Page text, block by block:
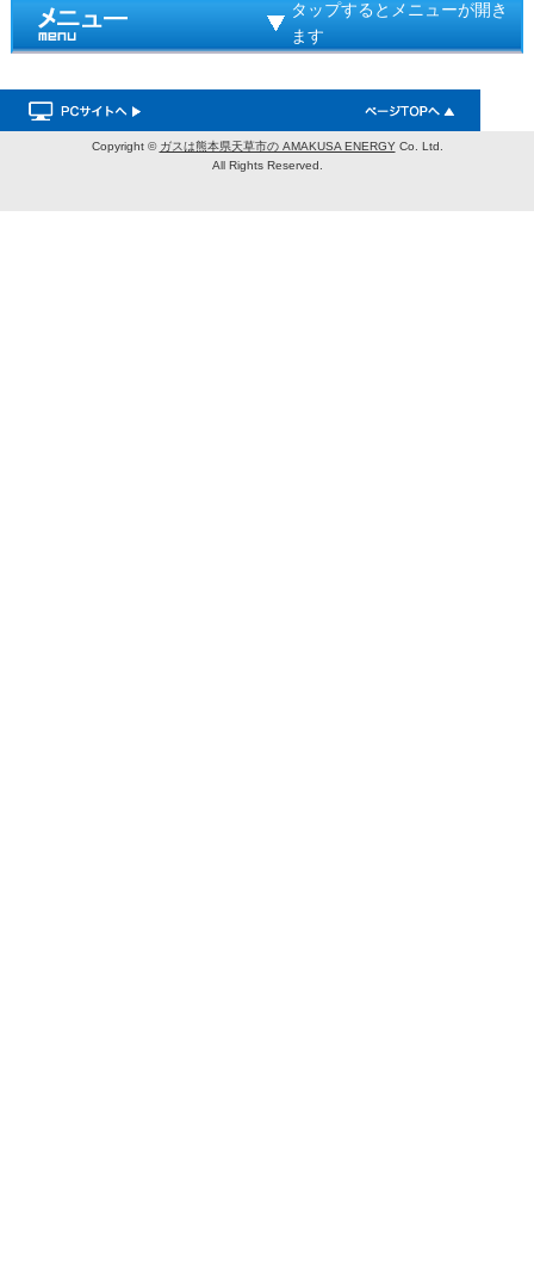
タップするとメニューが開き
ます
Copyright © ガスは熊本県天草市の AMAKUSA ENERGYCo. Ltd.
All Rights Reserved.